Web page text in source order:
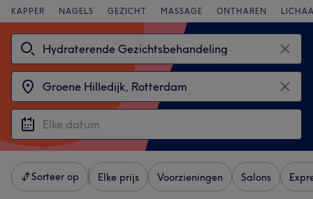
KAPPER NAGELS GEZICHT MASSAGE ONTHAREN
Sorteer op Elke prijs Voorzieningen Salons